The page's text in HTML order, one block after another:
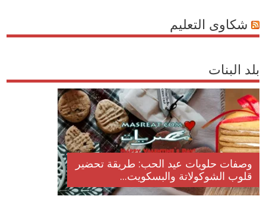
شكاوى التعليم
بلد البنات
وصفات حلويات عيد الحب: طريقة تحضير
قلوب الشوكولاتة والبسكويت...